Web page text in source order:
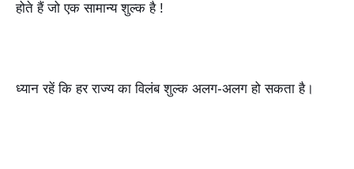
होते हैं जो एक सामान्य शुल्क है !
ध्यान रहें कि हर राज्य का विलंब शुल्क अलग-अलग हो सकता है।